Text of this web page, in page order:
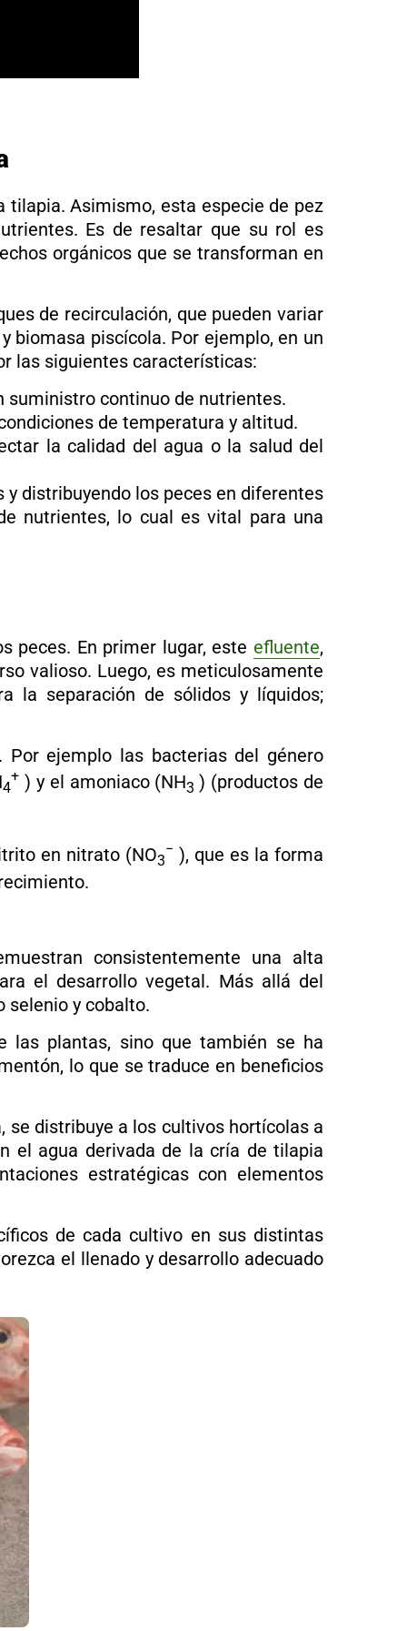
tilapia. Asimismo, esta especie de pez
Es de resaltar que su rol es
orgánicos que se transforman en
de recirculación, que pueden variar
biomasa piscícola. Por ejemplo, en un
las siguientes características:
suministro continuo de nutrientes.
de temperatura y altitud.
la calidad del agua o la salud del
distribuyendo los peces en diferentes
nutrientes, lo cual es vital para una
peces. En primer lugar, este efluente,
valioso. Luego, es meticulosamente
la separación de sólidos y líquidos;
ejemplo las bacterias del género
4
+ ) y el amoniaco (NH3) (productos de
en nitrato (NO3
− ), que es la forma
consistentemente una alta
el desarrollo vegetal. Más allá del
selenio y cobalto.
las plantas, sino que también se ha
lo que se traduce en beneficios
se distribuye a los cultivos hortícolas a
el agua derivada de la cría de tilapia
estratégicas con elementos
de cada cultivo en sus distintas
el llenado y desarrollo adecuado